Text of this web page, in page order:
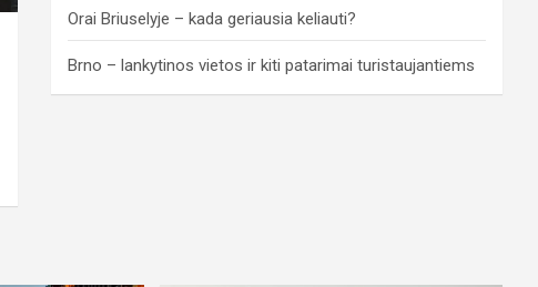
Orai Briuselyje – kada geriausia keliauti?
Brno – lankytinos vietos ir kiti patarimai turistaujantiems